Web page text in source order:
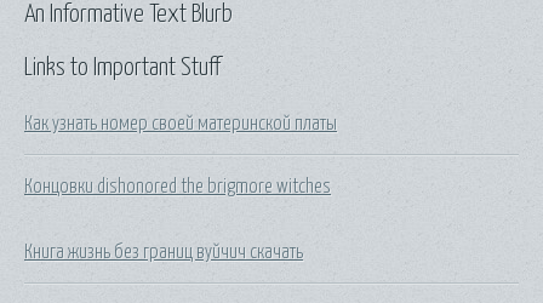
Links to Important Stuff
Как узнать номер своей материнской платы
Концовки dishonored the brigmore witches
Книга жизнь без границ вуйчич скачать
An Informative Text Blurb